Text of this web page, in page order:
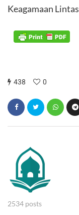
Keagamaan
438 0
2534 posts